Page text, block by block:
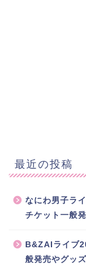
最近の投稿
なにわ男子ラ
チケット一般
B&ZAIライブ
般発売やグッ